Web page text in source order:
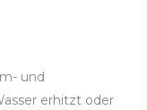
und
erhitzt oder